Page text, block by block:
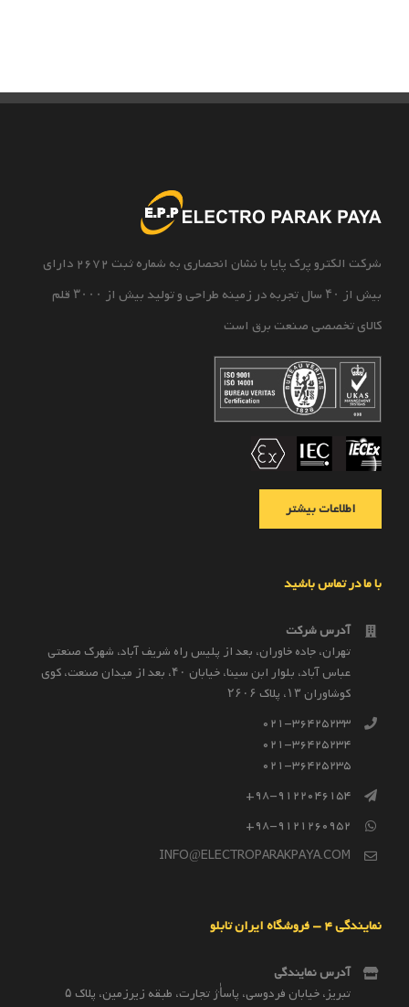
شرکت الکترو پرک پایا با نشان انحصاری به شماره ثبت 2672 دارای
بیش از ۴۰ سال تجربه در زمینه طراحی و تولید بیش از ۳۰۰۰ قلم
کالای تخصصی صنعت برق است
اطلاعات بیشتر
با ما در تماس باشید
آدرس شرکت
تهران، جاده خاوران، بعد از پليس راه شريف آباد، شهرک صنعتى
عباس آباد، بلوار ابن سينا، خيابان ۴۰، بعد از ميدان صنعت، كوی
كوشاوران ۱۳، پلاک ۲۶۰۶
021-36425233
021-36425234
021-36425235
98-9122046154+
98-9121260952+
INFO@ELECTROPARAKPAYA.COM
نمایندگی 4 – فروشگاه ایران تابلو
آدرس نمایندگی
تبریز، خیابان فردوسی، پاساٰژ تجارت، طبقه زیرزمین، پلاک ۵